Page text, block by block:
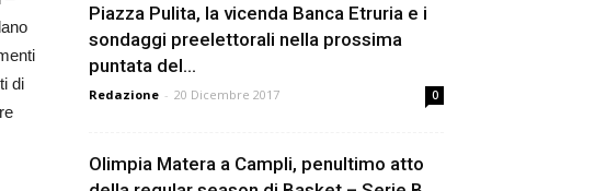
di
Piazza Pulita, la vicenda Banca Etruria e i
sondaggi preelettorali nella prossima
puntata del...
Redazione - 20 Dicembre 2017 0
Olimpia Matera a Campli, penultimo atto